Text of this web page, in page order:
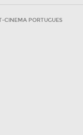
CINEMA PORTUGUES